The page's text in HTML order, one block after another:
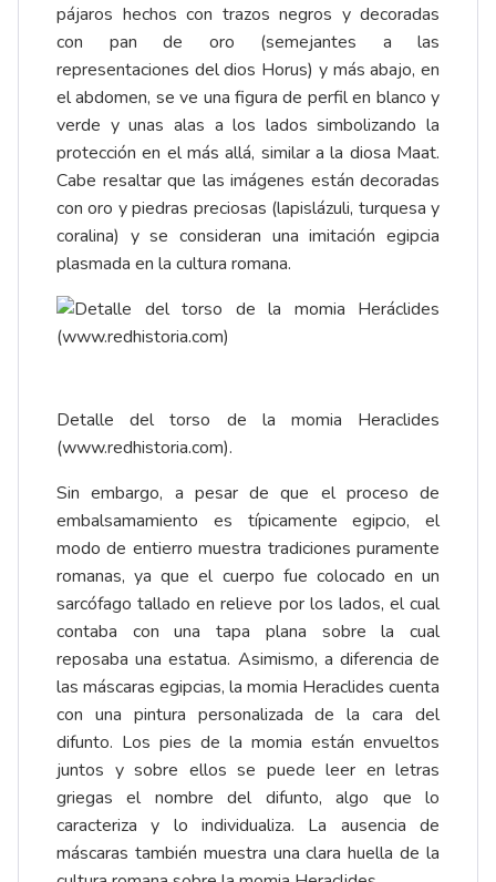
pájaros hechos con trazos negros y decoradas
con pan de oro (semejantes a las
representaciones del dios Horus) y más abajo, en
el abdomen, se ve una figura de perfil en blanco y
verde y unas alas a los lados simbolizando la
protección en el más allá, similar a la diosa Maat.
Cabe resaltar que las imágenes están decoradas
con oro y piedras preciosas (lapislázuli, turquesa y
coralina) y se consideran una imitación egipcia
plasmada en la cultura romana.
Detalle del torso de la momia Heraclides
(www.redhistoria.com).
Sin embargo, a pesar de que el proceso de
embalsamamiento es típicamente egipcio, el
modo de entierro muestra tradiciones puramente
romanas, ya que el cuerpo fue colocado en un
sarcófago tallado en relieve por los lados, el cual
contaba con una tapa plana sobre la cual
reposaba una estatua. Asimismo, a diferencia de
las máscaras egipcias, la momia Heraclides cuenta
con una pintura personalizada de la cara del
difunto. Los pies de la momia están envueltos
juntos y sobre ellos se puede leer en letras
griegas el nombre del difunto, algo que lo
caracteriza y lo individualiza. La ausencia de
máscaras también muestra una clara huella de la